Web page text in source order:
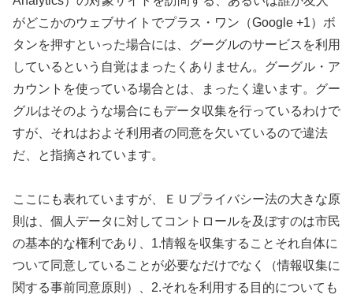
がどこかのウェブサイトでプラス・ワン（Google +1）ボ
タンを押すといった場合には、グーグルのサービスを利用
しているという自覚はまったくありません。グーグル・ア
カウントを使っている場合とは、まったく違います。グー
グルはそのような場合にもデータ収集を行っているわけで
すが、それはおよそ利用者の同意を欠いているので違法
だ、と指摘されています。
ここにも表れていますが、ＥＵプライバシー法の大きな原
則は、個人データに対してコントロールを及ぼすのは市民
の基本的な権利であり、1.情報を収集することそれ自体に
ついて同意していることが必要なだけでなく（情報収集に
関する事前同意原則）、2.それを利用する目的についても